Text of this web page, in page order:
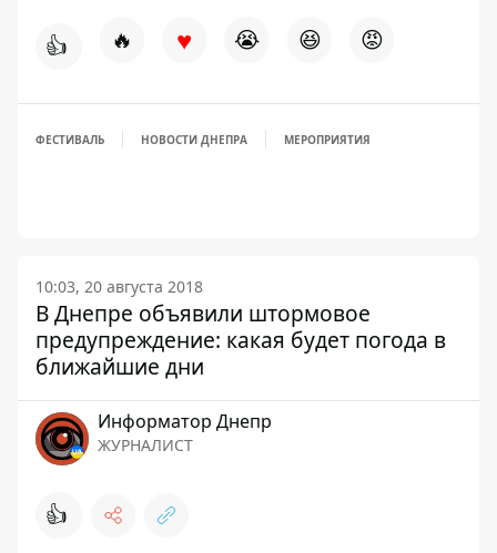
👍 🔥 ♥ 😭 😆 😡
ФЕСТИВАЛЬ НОВОСТИ ДНЕПРА МЕРОПРИЯТИЯ
10:03, 20 августа 2018
В Днепре объявили штормовое
предупреждение: какая будет погода в
ближайшие дни
Информатор Днепр
ЖУРНАЛИСТ
👍